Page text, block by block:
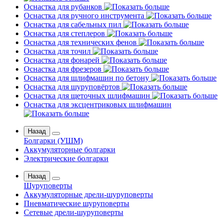
Оснастка для рубанков
Оснастка для ручного инструмента
Оснастка для сабельных пил
Оснастка для степлеров
Оснастка для технических фенов
Оснастка для точил
Оснастка для фонарей
Оснастка для фрезеров
Оснастка для шлифмашин по бетону
Оснастка для шуруповёртов
Оснастка для щеточных шлифмашин
Оснастка для эксцентриковых шлифмашин
Назад
Болгарки (УШМ)
Аккумуляторные болгарки
Электрические болгарки
Назад
Шуруповерты
Аккумуляторные дрели-шуруповерты
Пневматические шуруповерты
Сетевые дрели-шуруповерты